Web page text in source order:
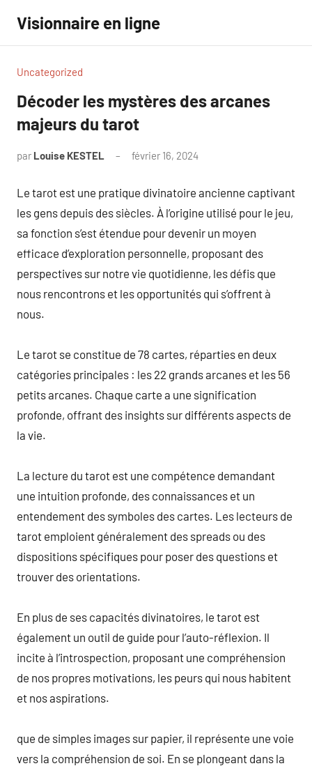
contenu
Visionnaire en ligne
Uncategorized
Décoder les mystères des arcanes
majeurs du tarot
par Louise KESTEL février 16, 2024
Le tarot est une pratique divinatoire ancienne captivant
les gens depuis des siècles. À l’origine utilisé pour le jeu,
sa fonction s’est étendue pour devenir un moyen
efficace d’exploration personnelle, proposant des
perspectives sur notre vie quotidienne, les défis que
nous rencontrons et les opportunités qui s’offrent à
nous.
Le tarot se constitue de 78 cartes, réparties en deux
catégories principales : les 22 grands arcanes et les 56
petits arcanes. Chaque carte a une signification
profonde, offrant des insights sur différents aspects de
la vie.
La lecture du tarot est une compétence demandant
une intuition profonde, des connaissances et un
entendement des symboles des cartes. Les lecteurs de
tarot emploient généralement des spreads ou des
dispositions spécifiques pour poser des questions et
trouver des orientations.
En plus de ses capacités divinatoires, le tarot est
également un outil de guide pour l’auto-réflexion. Il
incite à l’introspection, proposant une compréhension
de nos propres motivations, les peurs qui nous habitent
et nos aspirations.
que de simples images sur papier, il représente une voie
vers la compréhension de soi. En se plongeant dans la